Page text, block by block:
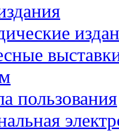
пользования